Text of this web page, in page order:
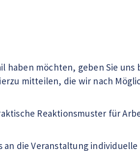
haben möchten, geben Sie uns
mitteilen, die wir nach
Reaktionsmuster für
die Veranstaltung